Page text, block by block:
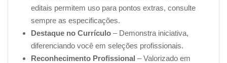
O nosso curso de nutrição para celíacos online foi
planejado para ter uma duração de 25 horas-aula. Mas
olha que bacana, como nossa plataforma é digital,
pode fazer o curso no seu ritmo, a qualquer hora e
editais permitem uso para pontos extras, consulte
sempre as especificações.
Destaque no Currículo – Demonstra iniciativa,
diferenciando você em seleções profissionais.
Reconhecimento Profissional – Valorizado em